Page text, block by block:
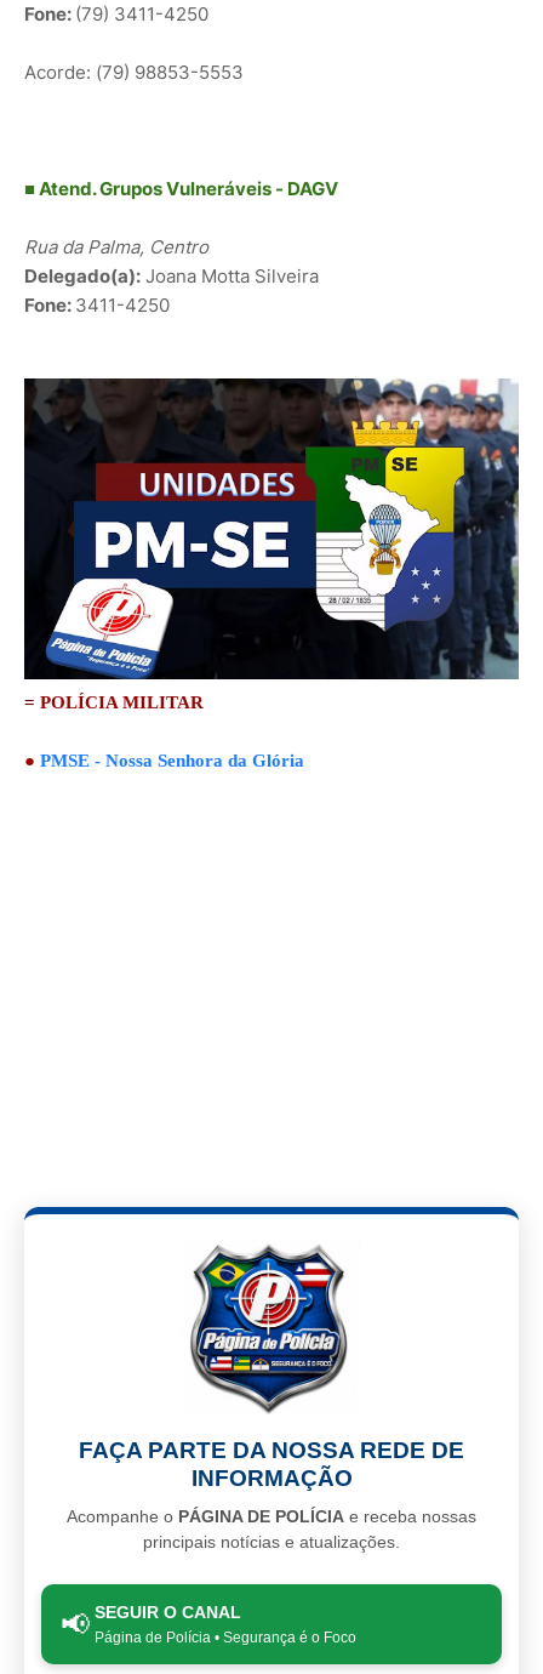
Fone: (79) 3411-4250
Acorde: (79) 98853-5553
■Atend. Grupos Vulneráveis - DAGV
Rua da Palma, Centro
Delegado(a): Joana Motta Silveira
Fone: 3411-4250
= POLÍCIA MILITAR
● PMSE - Nossa Senhora da Glória
FAÇA PARTE DA NOSSA REDE DE
INFORMAÇÃO
Acompanhe o PÁGINA DE POLÍCIA e receba nossas
principais notícias e atualizações.
📢 SEGUIR O CANAL
Página de Polícia • Segurança é o Foco